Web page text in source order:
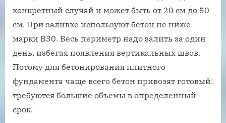
конкретный случай и может быть от 20 см до 50
см. При заливке используют бетон не ниже
марки B30. Весь периметр надо залить за один
день, избегая появления вертикальных швов.
Потому для бетонирования плитного
фундамента чаще всего бетон привозят готовый:
требуются большие объемы в определенный
срок.